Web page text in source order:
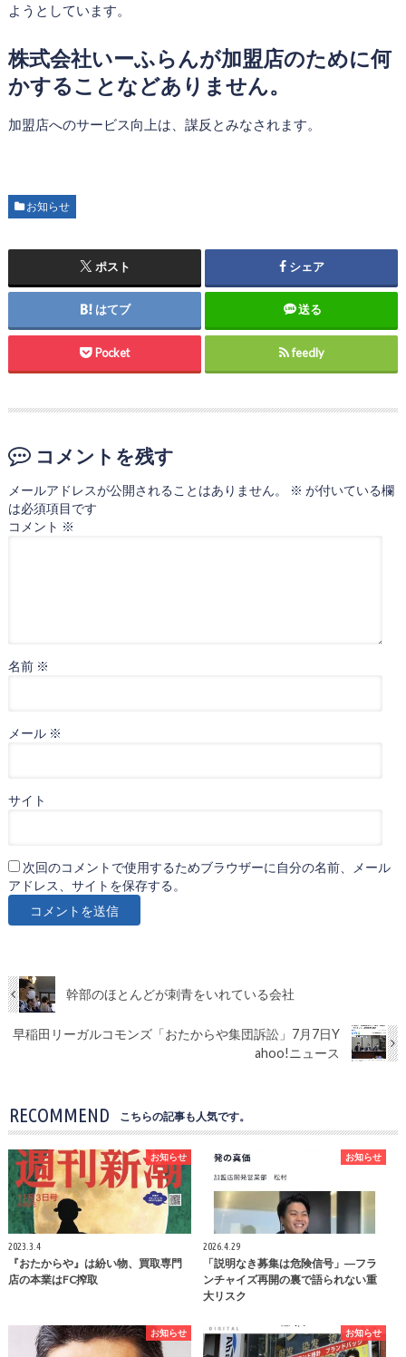
ようとしています。
株式会社いーふらんが加盟店のために何
かすることなどありません。
加盟店へのサービス向上は、謀反とみなされます。
お知らせ
ポスト シェア
はてブ 送る
Pocket feedly
コメントを残す
メールアドレスが公開されることはありません。 ※ が付いている欄
は必須項目です
コメント ※
名前 ※
メール ※
サイト
次回のコメントで使用するためブラウザーに自分の名前、メール
アドレス、サイトを保存する。
幹部のほとんどが刺青をいれている会社
早稲田リーガルコモンズ「おたからや集団訴訟」7月7日Y
ahoo!ニュース
RECOMMEND こちらの記事も人気です。
お知らせ
2023.3.4
『おたからや』は紛い物、買取専門
店の本業はFC搾取
お知らせ
2026.4.29
「説明なき募集は危険信号」―フラ
ンチャイズ再開の裏で語られない重
大リスク
お知らせ お知らせ